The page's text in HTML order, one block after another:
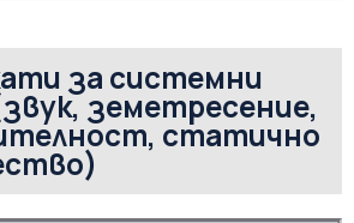
за системни
земетресение,
статично